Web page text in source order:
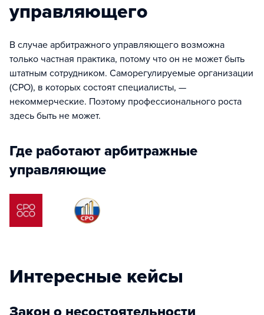
управляющего
В случае арбитражного управляющего возможна
только частная практика, потому что он не может быть
штатным сотрудником. Саморегулируемые организации
(СРО), в которых состоят специалисты, —
некоммерческие. Поэтому профессионального роста
здесь быть не может.
Где работают арбитражные
управляющие
Интересные кейсы